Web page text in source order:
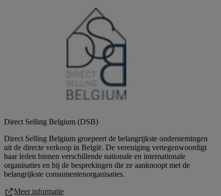
Direct Selling Belgium (DSB)
Direct Selling Belgium groepeert de belangrijkste ondernemingen
uit de directe verkoop in België. De vereniging vertegenwoordigt
haar leden binnen verschillende nationale en internationale
organisaties en bij de besprekingen die ze aanknoopt met de
belangrijkste consumentenorganisaties.
Meer informatie